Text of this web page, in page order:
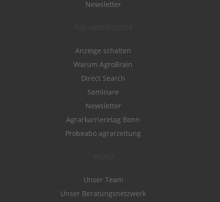
Newsletter
Anzeige schalten
Warum AgroBrain
Direct Search
Seminare
Newsletter
Agrarkarrieretag Bonn
Probeabo agrarzeitung
Unser Team
Unser Beratungsnetzwerk